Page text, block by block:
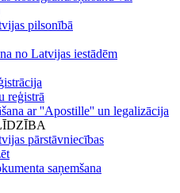
pilsonībā
no Latvijas iestādēm
reģistrā
ar ''Apostille'' un legalizācija
pārstāvniecības
saņemšana